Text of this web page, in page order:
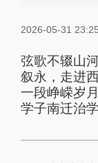
2026-05-31 23:25
弦歌不辍山
叙永，走进
一段峥嵘岁
学子南迁治